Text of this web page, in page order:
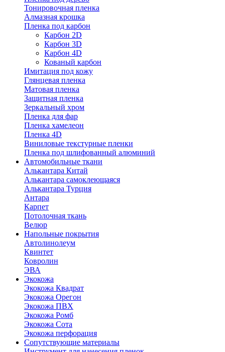
Тонировочная пленка
Алмазная крошка
Пленка под карбон
Карбон 2D
Карбон 3D
Карбон 4D
Кованый карбон
Имитация под кожу
Глянцевая пленка
Матовая пленка
Защитная пленка
Зеркальный хром
Пленка для фар
Пленка хамелеон
Пленка 4D
Виниловые текстурные пленки
Пленка под шлифованный алюминий
Автомобильные ткани
Алькантара Китай
Алькантара самоклеющаяся
Алькантара Турция
Антара
Карпет
Потолочная ткань
Велюр
Напольные покрытия
Автолинолеум
Квинтет
Ковролин
ЭВА
Экокожа
Экокожа Квадрат
Экокожа Орегон
Экокожа ПВХ
Экокожа Ромб
Экокожа Сота
Экокожа перфорация
Сопутствующие материалы